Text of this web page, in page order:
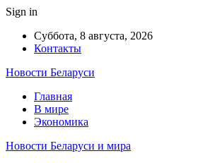
Sign in
Суббота, 8 августа, 2026
Контакты
Новости Беларуси
Главная
В мире
Экономика
Новости Беларуси и мира